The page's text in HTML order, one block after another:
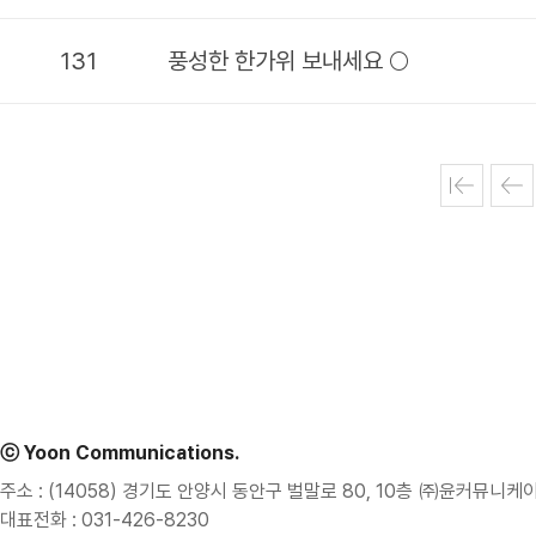
131 풍성한 한가위 보내세요 🌕
ⓒ Yoon Communications.
주소 : (14058) 경기도 안양시 동안구 벌말로 80, 10층 ㈜윤커뮤니케
대표전화 : 031-426-8230